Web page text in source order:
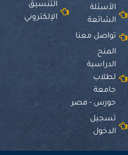
الأسئلة
الشائعة
تواصل معنا
المنح
الدراسية
لطلاب
جامعة
حورس - مصر
تسجيل
الدخول
التنسيق
الإلكتروني